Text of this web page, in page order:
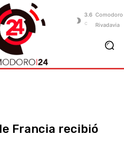
3.6
C
Comodoro
Rivadavia
Francia recibió